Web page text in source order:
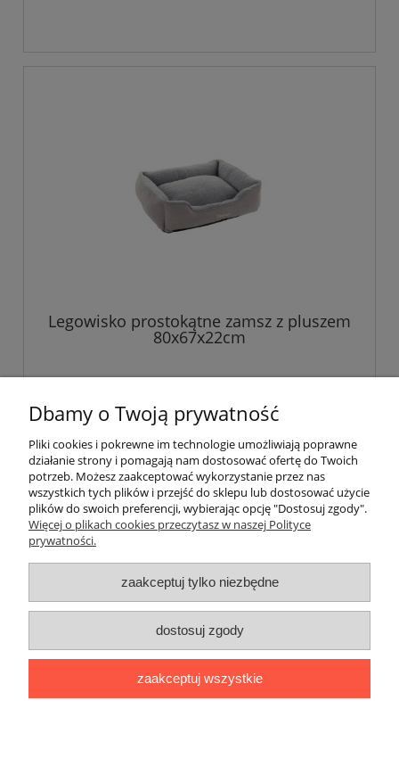
Legowisko prostokątne zamsz z pluszem
80x67x22cm
Pomoc
Moje konto
Informacje
Dbamy o Twoją prywatność
Pliki cookies i pokrewne im technologie umożliwiają poprawne
działanie strony i pomagają nam dostosować ofertę do Twoich
potrzeb. Możesz zaakceptować wykorzystanie przez nas
wszystkich tych plików i przejść do sklepu lub dostosować użycie
plików do swoich preferencji, wybierając opcję "Dostosuj zgody".
Więcej o plikach cookies przeczytasz w naszej Polityce
prywatności.
zaakceptuj tylko niezbędne
dostosuj zgody
zaakceptuj wszystkie